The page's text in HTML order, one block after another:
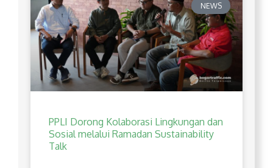
NEWS
PPLI Dorong Kolaborasi Lingkungan dan
Sosial melalui Ramadan Sustainability
Talk